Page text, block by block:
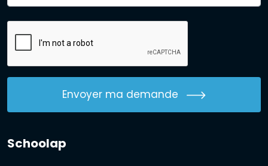
Envoyer ma demande
Schoolap